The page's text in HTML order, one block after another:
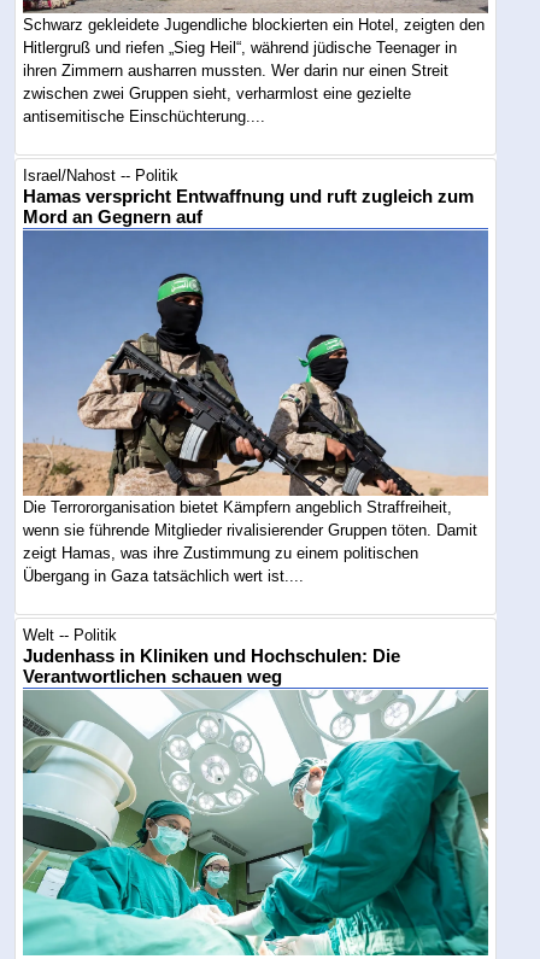
Schwarz gekleidete Jugendliche blockierten ein Hotel, zeigten den
Hitlergruß und riefen „Sieg Heil“, während jüdische Teenager in
ihren Zimmern ausharren mussten. Wer darin nur einen Streit
zwischen zwei Gruppen sieht, verharmlost eine gezielte
antisemitische Einschüchterung....
Israel/Nahost -- Politik
Hamas verspricht Entwaffnung und ruft zugleich zum
Mord an Gegnern auf
Die Terrororganisation bietet Kämpfern angeblich Straffreiheit,
wenn sie führende Mitglieder rivalisierender Gruppen töten. Damit
zeigt Hamas, was ihre Zustimmung zu einem politischen
Übergang in Gaza tatsächlich wert ist....
Welt -- Politik
Judenhass in Kliniken und Hochschulen: Die
Verantwortlichen schauen weg